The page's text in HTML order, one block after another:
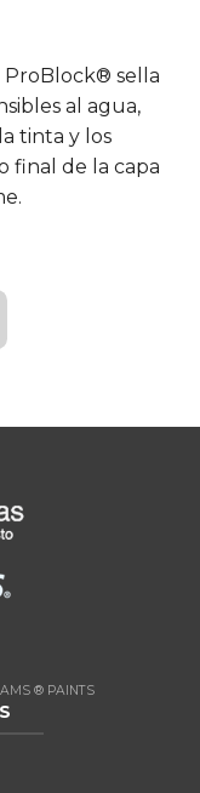
ProBlock® sella
al agua,
tinta y los
final de la capa
® PAINTS